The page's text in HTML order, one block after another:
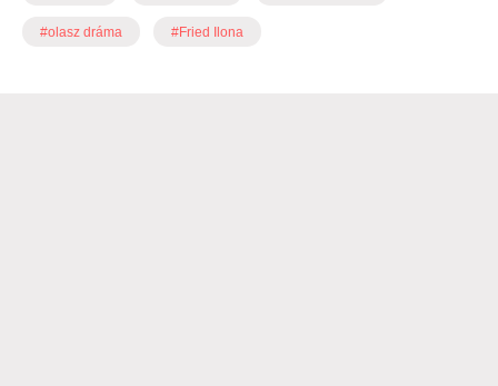
#olasz dráma #Fried Ilona